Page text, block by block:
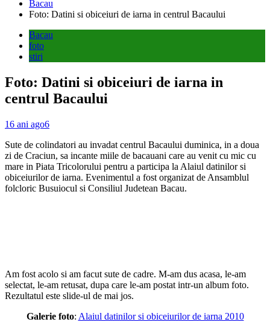
Bacau
Foto: Datini si obiceiuri de iarna in centrul Bacaului
Bacau
foto
stiri
Foto: Datini si obiceiuri de iarna in
centrul Bacaului
16 ani ago6
Sute de colindatori au invadat centrul Bacaului duminica, in a doua
zi de Craciun, sa incante miile de bacauani care au venit cu mic cu
mare in Piata Tricolorului pentru a participa la Alaiul datinilor si
obiceiurilor de iarna. Evenimentul a fost organizat de Ansamblul
folcloric Busuiocul si Consiliul Judetean Bacau.
Am fost acolo si am facut sute de cadre. M-am dus acasa, le-am
selectat, le-am retusat, dupa care le-am postat intr-un album foto.
Rezultatul este slide-ul de mai jos.
Galerie foto: Alaiul datinilor si obiceiurilor de iarna 2010